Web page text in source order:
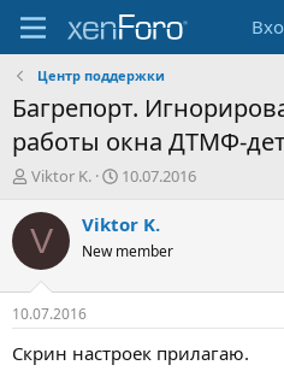
Центр поддержки
Багрепорт.
работы окна ДТМФ-
А
т
о
т
е
м
ы
Viktor K.
Д
т
н
а
л
10.07.2016
V Viktor K.
New member
10.07.2016
Скрин настроек прилагаю.